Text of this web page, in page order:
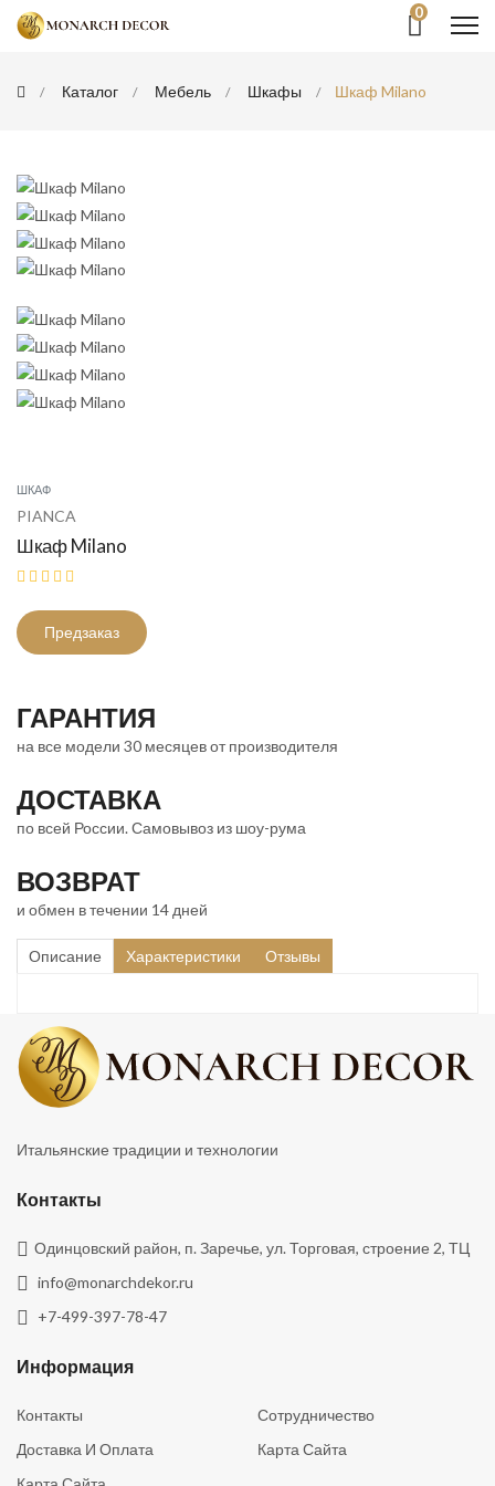
0
Каталог Мебель Шкафы Шкаф Milano
ШКАФ
PIANCA
Шкаф Milano
Предзаказ
ГАРАНТИЯ
на все модели 30 месяцев от производителя
ДОСТАВКА
по всей России. Самовывоз из шоу-рума
ВОЗВРАТ
и обмен в течении 14 дней
Описание Характеристики Отзывы
Итальянские традиции и технологии
Контакты
Одинцовский район, п. Заречье, ул. Торговая, строение 2, ТЦ
info@monarchdekor.ru
+7-499-397-78-47
Информация
Контакты
Сотрудничество
Доставка И Оплата
Карта Сайта